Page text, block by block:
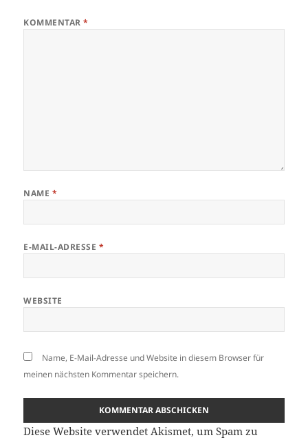
KOMMENTAR*
NAME *
E-MAIL-ADRESSE *
WEBSITE
Name, E-Mail-Adresse und Website in diesem Browser für
meinen nächsten Kommentar speichern.
Diese Website verwendet Akismet, um Spam zu